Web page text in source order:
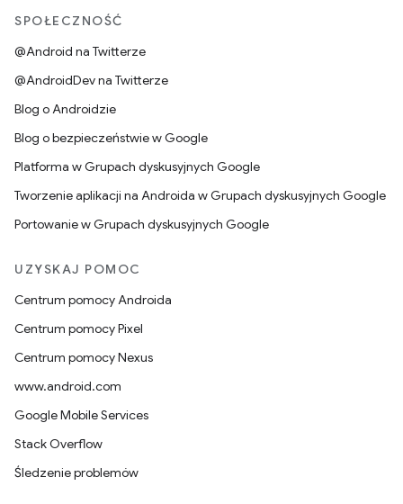
SPOŁECZNOŚĆ
@Android na Twitterze
@AndroidDev na Twitterze
Blog o Androidzie
Blog o bezpieczeństwie w Google
Platforma w Grupach dyskusyjnych Google
Tworzenie aplikacji na Androida w Grupach dyskusyjnych Google
Portowanie w Grupach dyskusyjnych Google
UZYSKAJ POMOC
Centrum pomocy Androida
Centrum pomocy Pixel
Centrum pomocy Nexus
www.android.com
Google Mobile Services
Stack Overflow
Śledzenie problemów